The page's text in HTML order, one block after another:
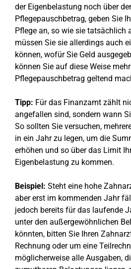
der Eigenbelastung noch über
Pflegepauschbetrag, geben Sie
Pflege an, so wie sie tatsächlich
müssen Sie sie allerdings auch
können, wofür Sie Geld
können Sie auf diese Weise
Pflegepauschbetrag geltend
Tipp: Für das Finanzamt zählt
angefallen sind, sondern wann
So sollten Sie versuchen,
in ein Jahr zu legen, um die
erhöhen und so über das Limit
Eigenbelastung zu kommen.
Beispiel: Steht eine hohe
aber erst im kommenden Jahr
jedoch bereits für das laufende
unter den außergewöhnlichen
könnten, bitten Sie Ihren
Rechnung oder um eine
möglicherweise alle Ausgaben,